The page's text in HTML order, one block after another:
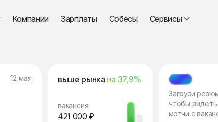
Компании Зарплаты Собесы Сервисы
12 мая выше рынка на 37,9%
вакансия
421 000 ₽
МЭТЧ
Загрузи
чтобы видеть
мэтчи с